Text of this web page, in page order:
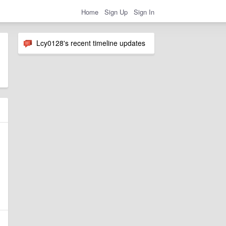
Home Sign Up Sign In
Lcy0128's recent timeline updates